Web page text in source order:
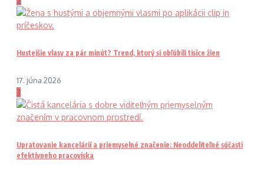
Hustejšie vlasy za pár minút? Trend, ktorý si obľúbili tisíce žien
17. júna 2026
3
Upratovanie kancelárií a priemyselné značenie: Neoddeliteľné súčasti
efektívneho pracoviska